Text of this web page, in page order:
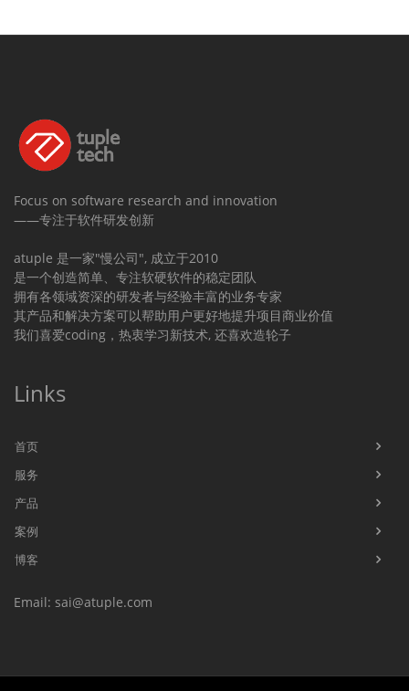
Focus on software research and innovation
——专注于软件研发创新
atuple 是一家"慢公司", 成立于2010
是一个创造简单、专注软硬软件的稳定团队
拥有各领域资深的研发者与经验丰富的业务专家
其产品和解决方案可以帮助用户更好地提升项目商业价值
我们喜爱coding，热衷学习新技术, 还喜欢造轮子
Links
首页
服务
产品
案例
博客
Email: sai@atuple.com